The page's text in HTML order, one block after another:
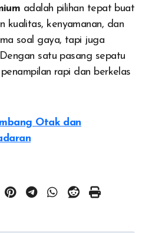
adalah pilihan tepat buat
kualitas, kenyamanan, dan
soal gaya, tapi juga
satu pasang sepatu
rapi dan berkelas
Otak dan